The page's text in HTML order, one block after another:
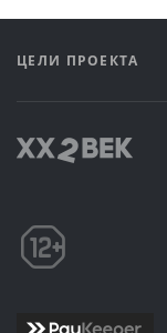
ЦЕЛИ ПРОЕКТА